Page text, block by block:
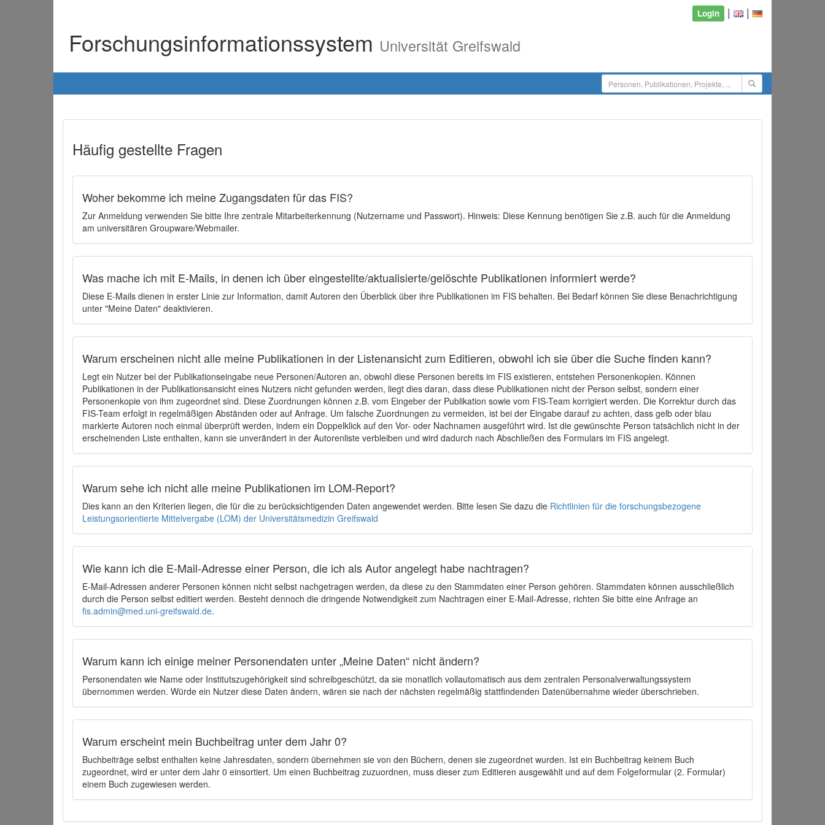
Login | |
Forschungsinformationssystem Universität Greifswald
Häufig gestellte Fragen
Woher bekomme ich meine Zugangsdaten für das FIS?
Zur Anmeldung verwenden Sie bitte Ihre zentrale Mitarbeiterkennung (Nutzername und Passwort). Hinweis: Diese Kennung benötigen Sie z.B. auch für die Anmeldung
am universitären Groupware/Webmailer.
Was mache ich mit E-Mails, in denen ich über eingestellte/aktualisierte/gelöschte Publikationen informiert werde?
Diese E-Mails dienen in erster Linie zur Information, damit Autoren den Überblick über ihre Publikationen im FIS behalten. Bei Bedarf können Sie diese Benachrichtigung
unter "Meine Daten" deaktivieren.
Warum erscheinen nicht alle meine Publikationen in der Listenansicht zum Editieren, obwohl ich sie über die Suche finden kann?
Legt ein Nutzer bei der Publikationseingabe neue Personen/Autoren an, obwohl diese Personen bereits im FIS existieren, entstehen Personenkopien. Können
Publikationen in der Publikationsansicht eines Nutzers nicht gefunden werden, liegt dies daran, dass diese Publikationen nicht der Person selbst, sondern einer
Personenkopie von ihm zugeordnet sind. Diese Zuordnungen können z.B. vom Eingeber der Publikation sowie vom FIS-Team korrigiert werden. Die Korrektur durch das
FIS-Team erfolgt in regelmäßigen Abständen oder auf Anfrage. Um falsche Zuordnungen zu vermeiden, ist bei der Eingabe darauf zu achten, dass gelb oder blau
markierte Autoren noch einmal überprüft werden, indem ein Doppelklick auf den Vor- oder Nachnamen ausgeführt wird. Ist die gewünschte Person tatsächlich nicht in der
erscheinenden Liste enthalten, kann sie unverändert in der Autorenliste verbleiben und wird dadurch nach Abschließen des Formulars im FIS angelegt.
Warum sehe ich nicht alle meine Publikationen im LOM-Report?
Dies kann an den Kriterien liegen, die für die zu berücksichtigenden Daten angewendet werden. Bitte lesen Sie dazu die Richtlinien für die forschungsbezogene
Leistungsorientierte Mittelvergabe (LOM) der Universitätsmedizin Greifswald
Wie kann ich die E-Mail-Adresse einer Person, die ich als Autor angelegt habe nachtragen?
E-Mail-Adressen anderer Personen können nicht selbst nachgetragen werden, da diese zu den Stammdaten einer Person gehören. Stammdaten können ausschließlich
durch die Person selbst editiert werden. Besteht dennoch die dringende Notwendigkeit zum Nachtragen einer E-Mail-Adresse, richten Sie bitte eine Anfrage an
fis.admin@med.uni-greifswald.de.
Warum kann ich einige meiner Personendaten unter „Meine Daten“ nicht ändern?
Personendaten wie Name oder Institutszugehörigkeit sind schreibgeschützt, da sie monatlich vollautomatisch aus dem zentralen Personalverwaltungssystem
übernommen werden. Würde ein Nutzer diese Daten ändern, wären sie nach der nächsten regelmäßig stattfindenden Datenübernahme wieder überschrieben.
Warum erscheint mein Buchbeitrag unter dem Jahr 0?
Buchbeiträge selbst enthalten keine Jahresdaten, sondern übernehmen sie von den Büchern, denen sie zugeordnet wurden. Ist ein Buchbeitrag keinem Buch
zugeordnet, wird er unter dem Jahr 0 einsortiert. Um einen Buchbeitrag zuzuordnen, muss dieser zum Editieren ausgewählt und auf dem Folgeformular (2. Formular)
einem Buch zugewiesen werden.